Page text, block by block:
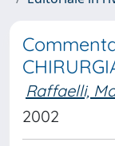
Raffaelli,
2002